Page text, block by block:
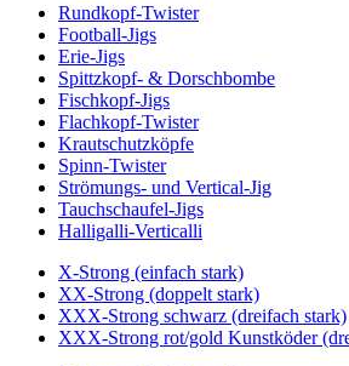
Rundkopf-Twister
Football-Jigs
Erie-Jigs
Spittzkopf- & Dorschbombe
Fischkopf-Jigs
Flachkopf-Twister
Krautschutzköpfe
Spinn-Twister
Strömungs- und Vertical-Jig
Tauchschaufel-Jigs
Halligalli-Verticalli
X-Strong (einfach stark)
XX-Strong (doppelt stark)
XXX-Strong schwarz (dreifach stark)
XXX-Strong rot/gold Kunstköder